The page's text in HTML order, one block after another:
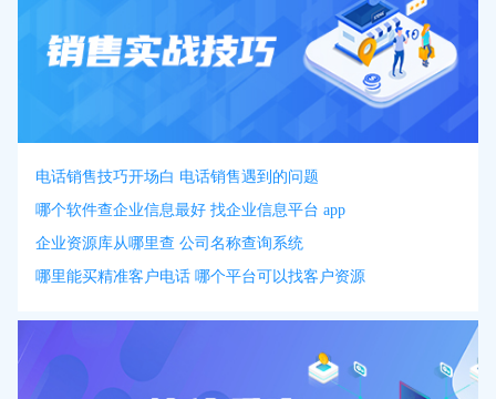
电话销售技巧开场白 电话销售遇到的问题
哪个软件查企业信息最好 找企业信息平台 app
企业资源库从哪里查 公司名称查询系统
哪里能买精准客户电话 哪个平台可以找客户资源